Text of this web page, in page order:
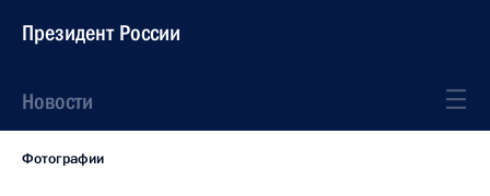
Президент России
Новости
Фотографии